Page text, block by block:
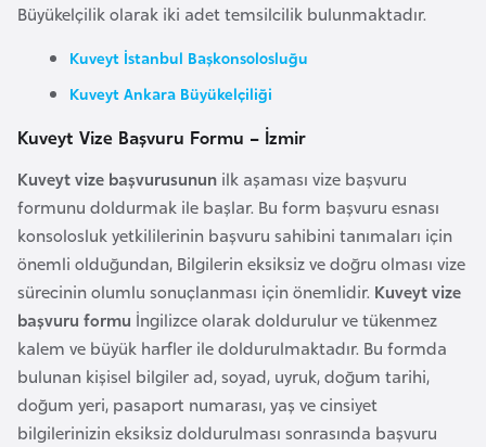
Büyükelçilik olarak iki adet temsilcilik bulunmaktadır.
Kuveyt İstanbul Başkonsolosluğu
Kuveyt Ankara Büyükelçiliği
Kuveyt Vize Başvuru Formu – İzmir
Kuveyt vize başvurusunun ilk aşaması vize başvuru
formunu doldurmak ile başlar. Bu form başvuru esnası
konsolosluk yetkililerinin başvuru sahibini tanımaları için
önemli olduğundan, Bilgilerin eksiksiz ve doğru olması vize
sürecinin olumlu sonuçlanması için önemlidir. Kuveyt vize
başvuru formu İngilizce olarak doldurulur ve tükenmez
kalem ve büyük harfler ile doldurulmaktadır. Bu formda
bulunan kişisel bilgiler ad, soyad, uyruk, doğum tarihi,
doğum yeri, pasaport numarası, yaş ve cinsiyet
bilgilerinizin eksiksiz doldurulması sonrasında başvuru
r
t
i
C
e
z
a
y
i
r